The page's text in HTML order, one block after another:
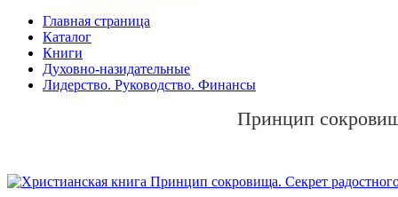
Главная страница
Каталог
Книги
Духовно-назидательные
Лидерство. Руководство. Финансы
Принцип